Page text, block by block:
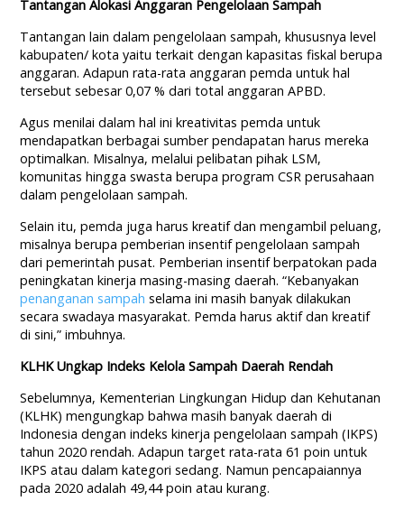
Tantangan Alokasi Anggaran Pengelolaan Sampah
Tantangan lain dalam pengelolaan sampah, khususnya level
kabupaten/ kota yaitu terkait dengan kapasitas fiskal berupa
anggaran. Adapun rata-rata anggaran pemda untuk hal
tersebut sebesar 0,07 % dari total anggaran APBD.
Agus menilai dalam hal ini kreativitas pemda untuk
mendapatkan berbagai sumber pendapatan harus mereka
optimalkan. Misalnya, melalui pelibatan pihak LSM,
komunitas hingga swasta berupa program CSR perusahaan
dalam pengelolaan sampah.
Selain itu, pemda juga harus kreatif dan mengambil peluang,
misalnya berupa pemberian insentif pengelolaan sampah
dari pemerintah pusat. Pemberian insentif berpatokan pada
peningkatan kinerja masing-masing daerah. “Kebanyakan
penanganan sampah selama ini masih banyak dilakukan
secara swadaya masyarakat. Pemda harus aktif dan kreatif
di sini,” imbuhnya.
KLHK Ungkap Indeks Kelola Sampah Daerah Rendah
Sebelumnya, Kementerian Lingkungan Hidup dan Kehutanan
(KLHK) mengungkap bahwa masih banyak daerah di
Indonesia dengan indeks kinerja pengelolaan sampah (IKPS)
tahun 2020 rendah. Adapun target rata-rata 61 poin untuk
IKPS atau dalam kategori sedang. Namun pencapaiannya
pada 2020 adalah 49,44 poin atau kurang.